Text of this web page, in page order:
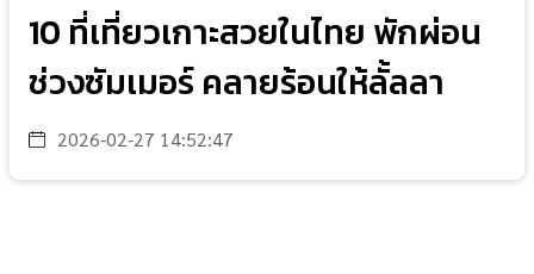
10 ที่เที่ยวเกาะสวยในไทย พักผ่อน
ช่วงซัมเมอร์ คลายร้อนให้ลั้ลลา
2026-02-27 14:52:47